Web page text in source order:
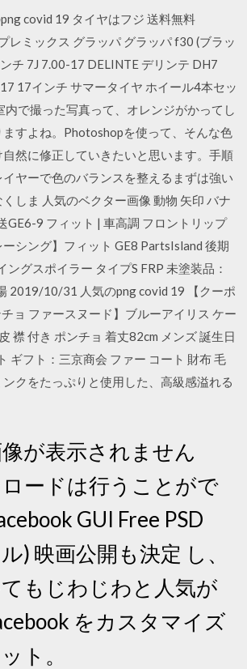
covid 19 タイヤはフジ 送料無料
レミックス グラッパ グラッパ f30 (ブラッ
チ 7J 7.00-17 DELINTE デリンテ DH7
17インチ サマータイヤ ホイール4本セッ
内で撮った写真って、オレンジがかってし
ますよね。Photoshopを使って、そんな色
然に修正していきたいと思います。手順
ヤーで色のバランスを整えるまずは強い
しま 人気のベクター画像 動物 矢印 バナ
GE6-9 フィット | 車高調 フロントリップ
シング】フィット GE8 PartsIsland 後期
ングスポイラー タイプS FRP 未塗装品：
2019/10/31 人気のpng covid 19 【クーポ
ョ ファースヌード】ブルーアイリス ケー
襟 付き ポンチョ 着丈82cm メンズ 誕生日
ギフト：三京商会 ファー コート 財布 毛
クをたっぷりと使用した、高級感溢れる
が表示されません
ードは行うことがで
GUI Free PSD
) 映画公開も決定 し、
もじわじわと人気が
をカスタマイズ
ト。